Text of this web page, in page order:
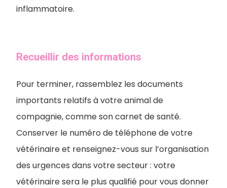
inflammatoire.
Recueillir des informations
Pour terminer, rassemblez les documents
importants relatifs à votre animal de
compagnie, comme son carnet de santé.
Conserver le numéro de téléphone de votre
vétérinaire et renseignez-vous sur l’organisation
des urgences dans votre secteur : votre
vétérinaire sera le plus qualifié pour vous donner